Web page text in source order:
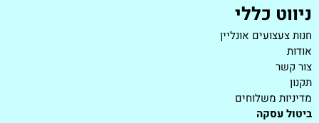
ניווט כללי
חנות צעצועים אונליין
אודות
צור קשר
תקנון
מדיניות משלוחים
ביטול עסקה